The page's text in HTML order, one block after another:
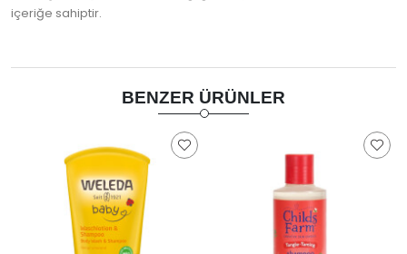
içeriğe sahiptir.
BENZER ÜRÜNLER